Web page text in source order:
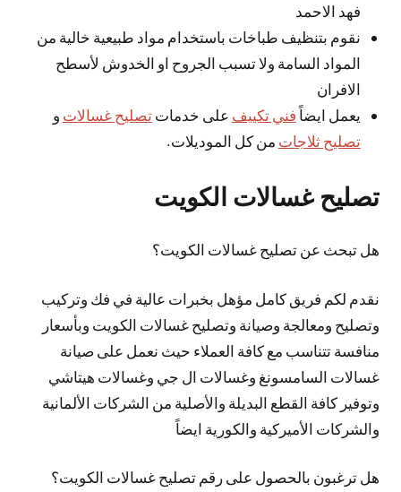
فهد الاحمد
نقوم بتنظيف طباخات باستخدام مواد طبيعية خالية من
المواد السامة ولا تسبب الجروح او الخدوش لأسطح
الافران
يعمل ايضاًفني تكييف على خدماتتصليح غسالات و
تصليح ثلاجات من كل الموديلات.
تصليح غسالات الكويت
هل تبحث عن تصليح غسالات الكويت؟
نقدم لكم فريق كامل مؤهل بخبرات عالية في فك وتركيب
وتصليح ومعالجة وصيانة وتصليح غسالات الكويت وبأسعار
منافسة تتناسب مع كافة العملاء حيث نعمل على صيانة
غسالات السامسونغ وغسالات ال جي وغسالات هيتاشي
وتوفير كافة القطع البديلة والأصلية من الشركات الألمانية
والشركات الأميركية والكورية ايضاً
هل ترغبون بالحصول على رقم تصليح غسالات الكويت؟